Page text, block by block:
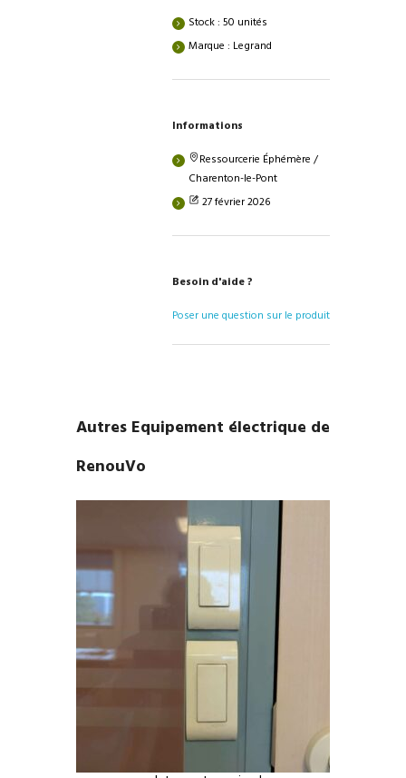
Stock : 50 unités
Marque : Legrand
Informations
Ressourcerie Éphémère /
Charenton-le-Pont
27 février 2026
Besoin d'aide ?
Poser une question sur le produit
Autres Equipement électrique de
RenouVo